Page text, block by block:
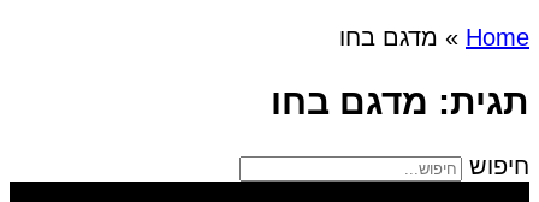
Home
» מדגם בחו
תגית: מדגם בחו
חיפוש